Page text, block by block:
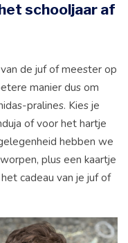
schooljaar af
de juf of meester op
manier dus om
pralines. Kies je
of voor het hartje
hebben we
plus een kaartje
cadeau van je juf of